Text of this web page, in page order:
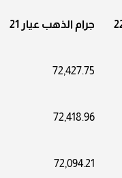
جرام الذهب عيار 21
72,427.75
72,418.96
72,094.21